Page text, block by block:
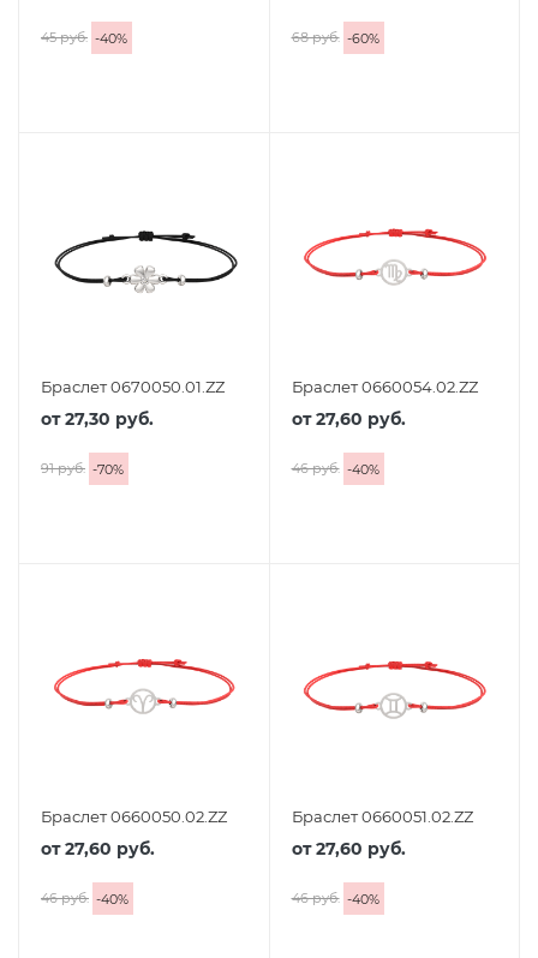
45 руб. -40% 68 руб. -60%
Браслет 0670050.01.ZZ
от27,30 руб.
91 руб. -70%
Браслет 0660054.02.ZZ
от27,60 руб.
46 руб. -40%
Браслет 0660050.02.ZZ
от27,60 руб.
46 руб. -40%
Браслет 0660051.02.ZZ
от27,60 руб.
46 руб. -40%